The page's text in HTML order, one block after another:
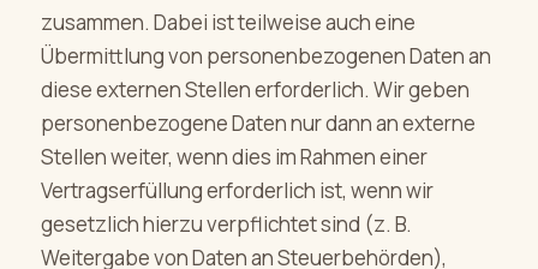
zusammen. Dabei ist teilweise auch eine
Übermittlung von personenbezogenen Daten an
diese externen Stellen erforderlich. Wir geben
personenbezogene Daten nur dann an externe
Stellen weiter, wenn dies im Rahmen einer
Vertragserfüllung erforderlich ist, wenn wir
gesetzlich hierzu verpflichtet sind (z. B.
Weitergabe von Daten an Steuerbehörden),